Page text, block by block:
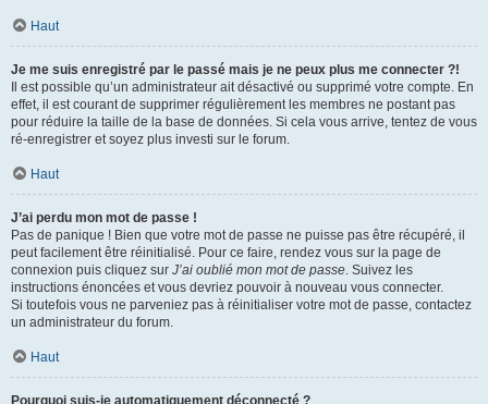
Haut
Je me suis enregistré par le passé mais je ne peux plus me connecter ?!
Il est possible qu’un administrateur ait désactivé ou supprimé votre compte. En
effet, il est courant de supprimer régulièrement les membres ne postant pas
pour réduire la taille de la base de données. Si cela vous arrive, tentez de vous
ré-enregistrer et soyez plus investi sur le forum.
Haut
J’ai perdu mon mot de passe !
Pas de panique ! Bien que votre mot de passe ne puisse pas être récupéré, il
peut facilement être réinitialisé. Pour ce faire, rendez vous sur la page de
connexion puis cliquez sur J’ai oublié mon mot de passe. Suivez les
instructions énoncées et vous devriez pouvoir à nouveau vous connecter.
Si toutefois vous ne parveniez pas à réinitialiser votre mot de passe, contactez
un administrateur du forum.
Haut
Pourquoi suis-je automatiquement déconnecté ?